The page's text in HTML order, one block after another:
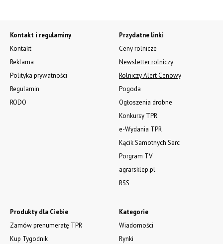
Kontakt i regulaminy
Kontakt
Reklama
Polityka prywatności
Regulamin
RODO
Kategorie
Wiadomości
Rynki
Produkty dla Ciebie
Zamów prenumeratę TPR
Kup Tygodnik
Przydatne linki
Ceny rolnicze
Newsletter rolniczy
Rolniczy Alert Cenowy
Pogoda
Ogłoszenia drobne
Konkursy TPR
e-Wydania TPR
Kącik Samotnych Serc
Porgram TV
agrarsklep.pl
RSS